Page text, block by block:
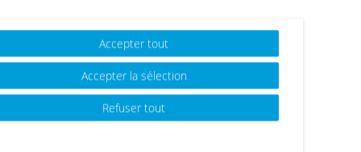
Accepter tout
Accepter la sélection
Refuser tout